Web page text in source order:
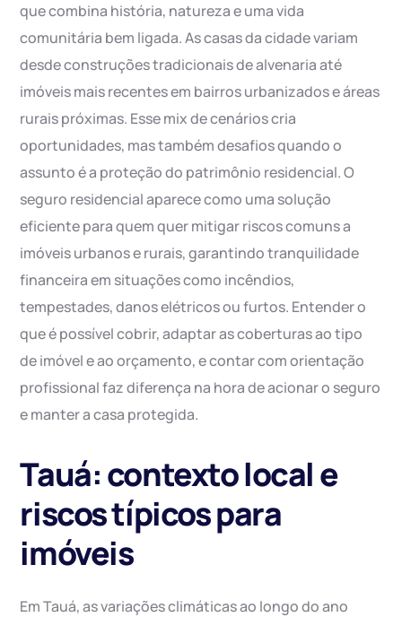
que combina história, natureza e uma vida
comunitária bem ligada. As casas da cidade variam
desde construções tradicionais de alvenaria até
imóveis mais recentes em bairros urbanizados e áreas
rurais próximas. Esse mix de cenários cria
oportunidades, mas também desafios quando o
assunto é a proteção do patrimônio residencial. O
seguro residencial aparece como uma solução
eficiente para quem quer mitigar riscos comuns a
imóveis urbanos e rurais, garantindo tranquilidade
financeira em situações como incêndios,
tempestades, danos elétricos ou furtos. Entender o
que é possível cobrir, adaptar as coberturas ao tipo
de imóvel e ao orçamento, e contar com orientação
profissional faz diferença na hora de acionar o seguro
e manter a casa protegida.
Tauá: contexto local e
riscos típicos para
imóveis
Em Tauá, as variações climáticas ao longo do ano